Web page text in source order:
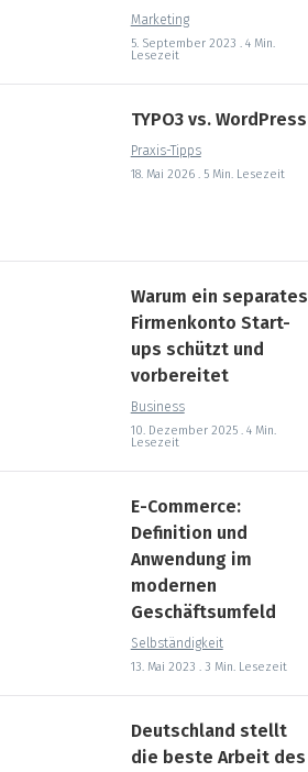
Marketing
5. September 2023 . 4 Min.
Lesezeit
TYPO3 vs. WordPress
Praxis-Tipps
18. Mai 2026 . 5 Min. Lesezeit
Warum ein separates
Firmenkonto Start-
ups schützt und
vorbereitet
Business
10. Dezember 2025 . 4 Min.
Lesezeit
E-Commerce:
Definition und
Anwendung im
modernen
Geschäftsumfeld
Selbständigkeit
13. Mai 2023 . 3 Min. Lesezeit
Deutschland stellt
die beste Arbeit des